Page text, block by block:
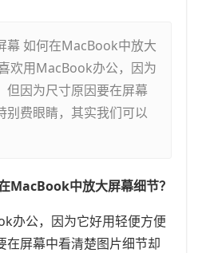
幕 如何在MacBook中放大
欢用MacBook办公，因为
但因为尺寸原因要在屏幕
别费眼睛，其实我们可以
MacBook中放大屏幕细节？
办公，因为它好用轻便方便
在屏幕中看清楚图片细节却